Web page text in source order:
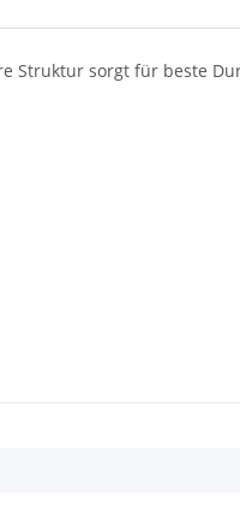
Struktur sorgt für beste